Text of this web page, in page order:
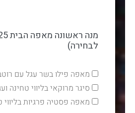
לבחירה)
מאפה פילו בשר עגל עם
סיגר מרוקאי בליווי טחינה
מאפה פסטיה פרגיות בליווי